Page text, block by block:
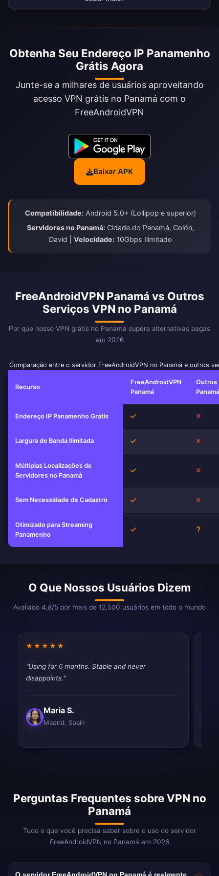
Obtenha Seu Endereço IP Panamenho
Grátis Agora
Junte-se a milhares de usuários aproveitando
acesso VPN grátis no Panamá com o
FreeAndroidVPN
Baixar APK
Compatibilidade:Android 5.0+ (Lollipop e superior)
Servidores no Panamá:Cidade do Panamá, Colón,
David | Velocidade:10Gbps Ilimitado
FreeAndroidVPN Panamá vs Outros
Serviços VPN no Panamá
Por que nosso VPN grátis no Panamá supera alternativas pagas
em 2026
Comparação entre o servidor FreeAndroidVPN no Panamá e outros
Recurso
FreeAndroidVPN
Panamá
Outros
Panamá
Endereço IP Panamenho Grátis Sim
Largura de Banda Ilimitada Sim
Múltiplas Localizações de
Servidores no Panamá
Sim
Sem Necessidade de Cadastro Sim
Otimizado para Streaming
Panamenho
Sim
O Que Nossos Usuários Dizem
Avaliado 4,8/5 por mais de 12.500 usuários em todo o mundo
★★★★★
"Using for 6 months. Stable and never
disappoints."
Maria S.
Madrid, Spain
Perguntas Frequentes sobre VPN no
Panamá
Tudo o que você precisa saber sobre o uso do servidor
FreeAndroidVPN no Panamá em 2026